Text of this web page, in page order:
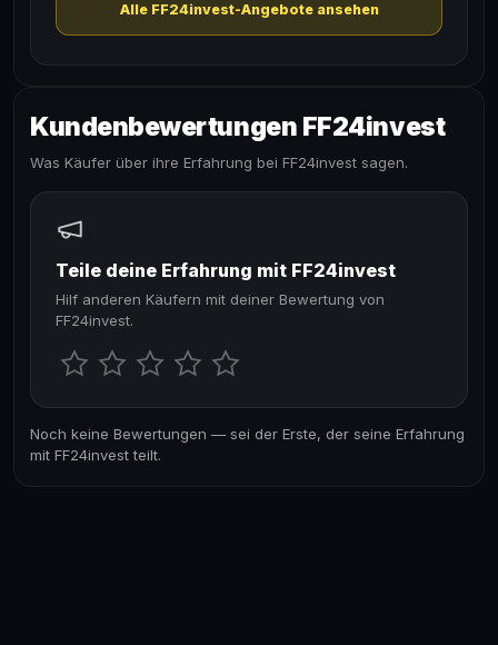
Alle FF24invest-Angebote ansehen
Kundenbewertungen FF24invest
Was Käufer über ihre Erfahrung bei FF24invest sagen.
Teile deine Erfahrung mit FF24invest
Hilf anderen Käufern mit deiner Bewertung von
FF24invest.
Noch keine Bewertungen — sei der Erste, der seine Erfahrung
mit FF24invest teilt.